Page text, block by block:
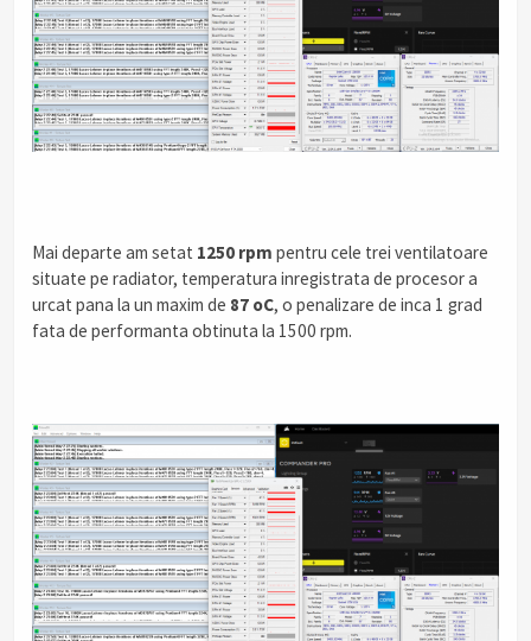
Mai departe am setat 1250 rpm pentru cele trei ventilatoare
situate pe radiator, temperatura inregistrata de procesor a
urcat pana la un maxim de 87 oC, o penalizare de inca 1 grad
fata de performanta obtinuta la 1500 rpm.